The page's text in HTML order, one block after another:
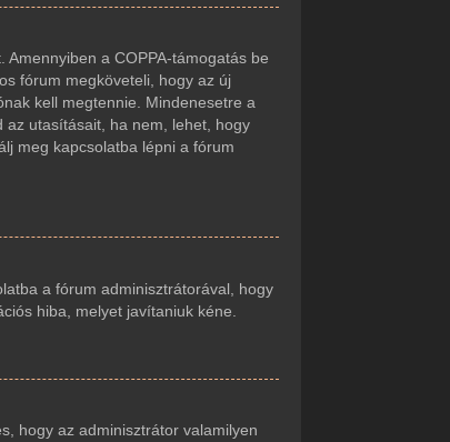
a COPPA-támogatás be
fórum megköveteli, hogy az új
kell megtennie. Mindenesetre a
az utasításait, ha nem, lehet, hogy
meg kapcsolatba lépni a fórum
a fórum adminisztrátorával, hogy
hiba, melyet javítaniuk kéne.
hogy az adminisztrátor valamilyen